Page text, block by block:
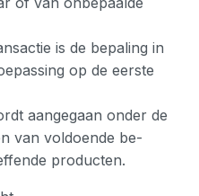
is de bepaling in
op de eerste
aangegaan onder de
van voldoende be-
producten.